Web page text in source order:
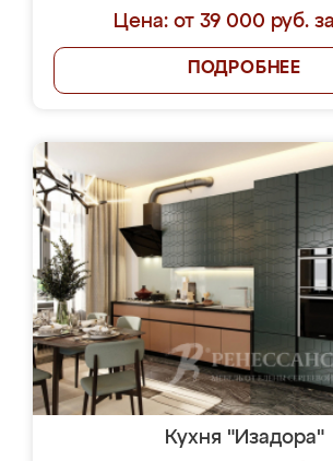
Цена: от 39 000 руб.
ПОДРОБНЕЕ
Кухня "Изадора"